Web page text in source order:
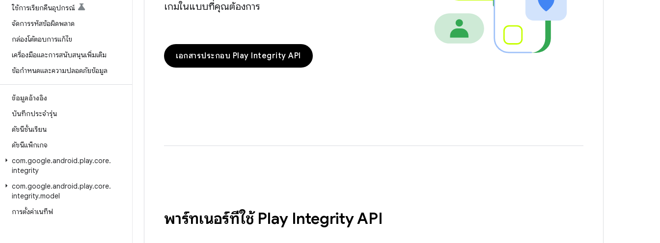
ใช้การเรียกคืนอุปกรณ์
จัดการรหัสข้อผิดพลาด
กล่องโต้ตอบการแก้ไข
เครื่องมือและการสนับสนุนเพิ่มเติม
ข้อกำหนดและความปลอดภัยข้อมูล
ข้อมูลอ้างอิง
บันทึกประจำรุ่น
ดัชนีชั้นเรียน
ดัชนีแพ็กเกจ
com.google.android.play.core.
integrity
com.google.android.play.core.
integrity.model
การตั้งค่าเนทีฟ
เกมในแบบที่คุณต้องการ
เอกสารประกอบ Play Integrity API
พาร์ทเนอร์ที่ใช้ Play Integrity API